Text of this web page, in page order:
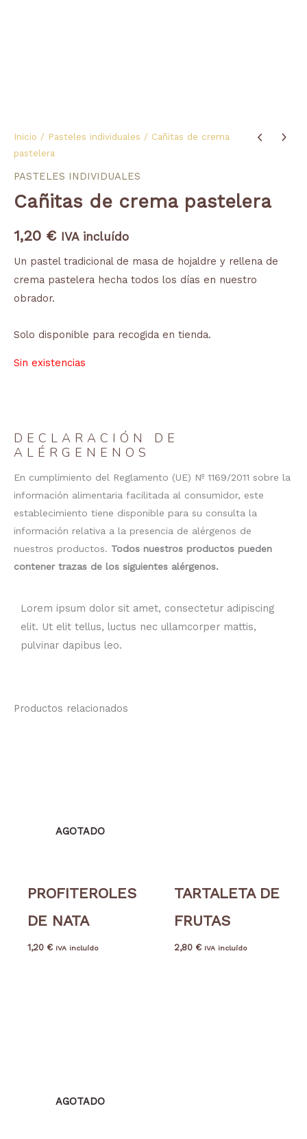
Inicio / Pasteles individuales / Cañitas de crema
pastelera
PASTELES INDIVIDUALES
Cañitas de crema pastelera
1,20 € IVA incluído
Un pastel tradicional de masa de hojaldre y rellena de
crema pastelera hecha todos los días en nuestro
obrador.
Solo disponible para recogida en tienda.
Sin existencias
DECLARACIÓN DE
ALÉRGENENOS
En cumplimiento del Reglamento (UE) Nº 1169/2011 sobre la
información alimentaria facilitada al consumidor, este
establecimiento tiene disponible para su consulta la
información relativa a la presencia de alérgenos de
nuestros productos. Todos nuestros productos pueden
contener trazas de los siguientes alérgenos.
Lorem ipsum dolor sit amet, consectetur adipiscing
elit. Ut elit tellus, luctus nec ullamcorper mattis,
pulvinar dapibus leo.
Productos relacionados
AGOTADO
PROFITEROLES
DE NATA
1,20 € IVA incluído
TARTALETA DE
FRUTAS
2,80 € IVA incluído
AGOTADO